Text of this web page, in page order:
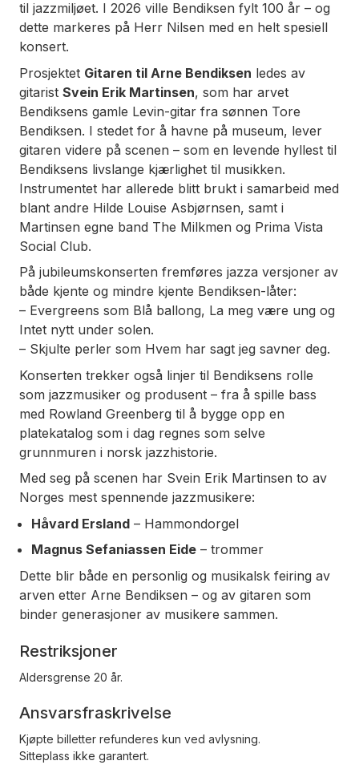
til jazzmiljøet. I 2026 ville Bendiksen fylt 100 år – og
dette markeres på Herr Nilsen med en helt spesiell
konsert.
Prosjektet Gitaren til Arne Bendiksen ledes av
gitarist Svein Erik Martinsen, som har arvet
Bendiksens gamle Levin-gitar fra sønnen Tore
Bendiksen. I stedet for å havne på museum, lever
gitaren videre på scenen – som en levende hyllest til
Bendiksens livslange kjærlighet til musikken.
Instrumentet har allerede blitt brukt i samarbeid med
blant andre Hilde Louise Asbjørnsen, samt i
Martinsen egne band The Milkmen og Prima Vista
Social Club.
På jubileumskonserten fremføres jazza versjoner av
både kjente og mindre kjente Bendiksen-låter:
– Evergreens som Blå ballong, La meg være ung og
Intet nytt under solen.
– Skjulte perler som Hvem har sagt jeg savner deg.
Konserten trekker også linjer til Bendiksens rolle
som jazzmusiker og produsent – fra å spille bass
med Rowland Greenberg til å bygge opp en
platekatalog som i dag regnes som selve
grunnmuren i norsk jazzhistorie.
Med seg på scenen har Svein Erik Martinsen to av
Norges mest spennende jazzmusikere:
Håvard Ersland – Hammondorgel
Magnus Sefaniassen Eide – trommer
Dette blir både en personlig og musikalsk feiring av
arven etter Arne Bendiksen – og av gitaren som
binder generasjoner av musikere sammen.
Restriksjoner
Aldersgrense 20 år.
Ansvarsfraskrivelse
Kjøpte billetter refunderes kun ved avlysning.
Sitteplass ikke garantert.